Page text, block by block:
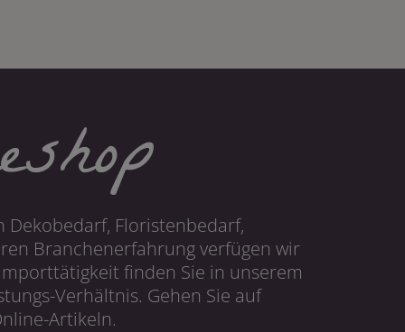
Floristenbedarf,
Branchenerfahrung verfügen wir
finden Sie in unserem
Verhältnis. Gehen Sie auf
Artikeln.